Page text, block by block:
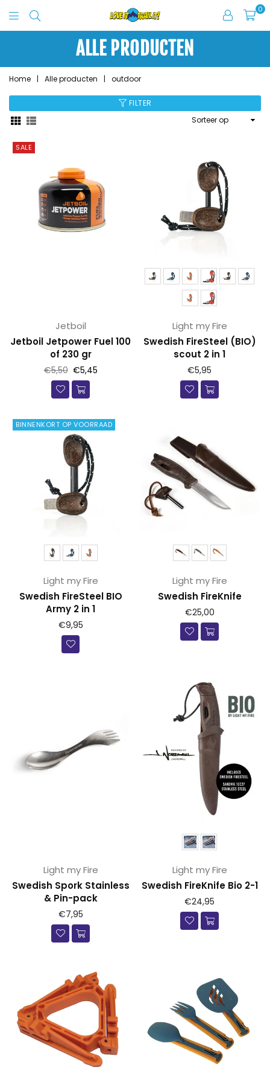
Love
Trail
It
0
ALLE PRODUCTEN
Home | Alle producten | outdoor
FILTER
SALE
Jetboil
Jetboil Jetpower Fuel 100
of 230 gr
Prijs
€5,50 €5,45
Light my Fire
Swedish FireSteel (BIO)
scout 2 in 1
€5,95
BINNENKORT OP VOORRAAD
Light my Fire
Swedish FireSteel BIO
Army 2 in 1
Prijs
€9,95
Light my Fire
Swedish FireKnife
Prijs
€25,00
Light my Fire
Swedish Spork Stainless
& Pin-pack
Prijs
€7,95
Light my Fire
Swedish FireKnife Bio 2-1
Prijs
€24,95